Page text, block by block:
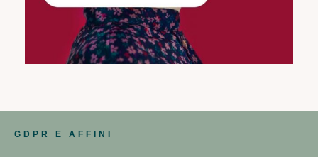
GDPR E AFFINI